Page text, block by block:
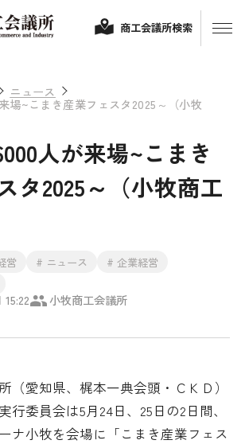
制度・補助金
ジネス交流
頭コメント
査・研究
織概要
商工会議所検索
ニュース
場~こまき産業フェスタ2025～（小牧
人が来場~こまき
タ2025～（小牧商工
営 # ニュース
# 企業経営
小牧商工会議所
（愛知県、梶本一典会頭・ＣＫＤ）
行委員会は5月24日、25日の2日間、
ナ小牧を会場に「こまき産業フェス